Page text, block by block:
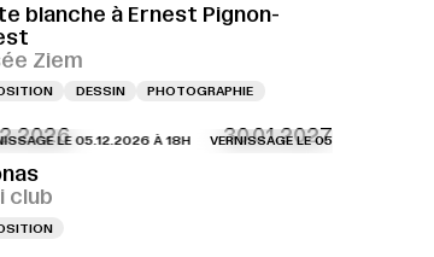
blanche à Ernest Pignon-
Ziem
DESSIN PHOTOGRAPHIE
VERNISSAGE LE 04.12.2026 À 18H VERNISSAGE LE
30.01.2027
LE 05.12.2026 À 18H VERNISSAGE LE 05.12.2026 À 18H
club